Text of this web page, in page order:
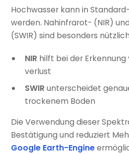
Hochwasser kann in
werden. Nahinfrarot- (NIR)
(SWIR) sind besonders
NIR hilft bei der
verlust
SWIR unterscheidet
trockenem Boden
Die Verwendung dieser
Bestätigung und reduziert
Google Earth-Engine